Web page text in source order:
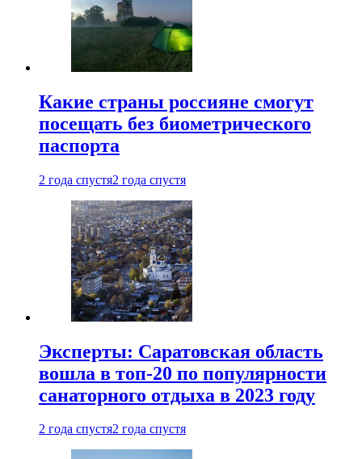
Какие страны россияне смогут
посещать без биометрического
паспорта
2 года спустя2 года спустя
Эксперты: Саратовская область
вошла в топ-20 по популярности
санаторного отдыха в 2023 году
2 года спустя2 года спустя